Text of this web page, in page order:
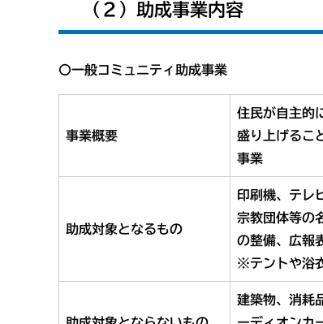
（２）助成事業内容
〇一般コミュニティ助成事業​
事業概要
住民が自主的
盛り上げるこ
事業
助成対象となるもの
印刷機、テレ
宗教団体等の
の整備、広報
※テントや浴
建築物、消耗